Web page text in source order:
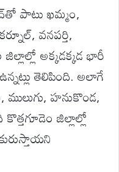
పాటు ఖ‌మ్మం,
వనపర్తి,
అక్కడ‌క్కడ భారీ
తెలిపింది. అలాగే
ములుగు, హ‌నుకొండ‌,
జిల్లాల్లో